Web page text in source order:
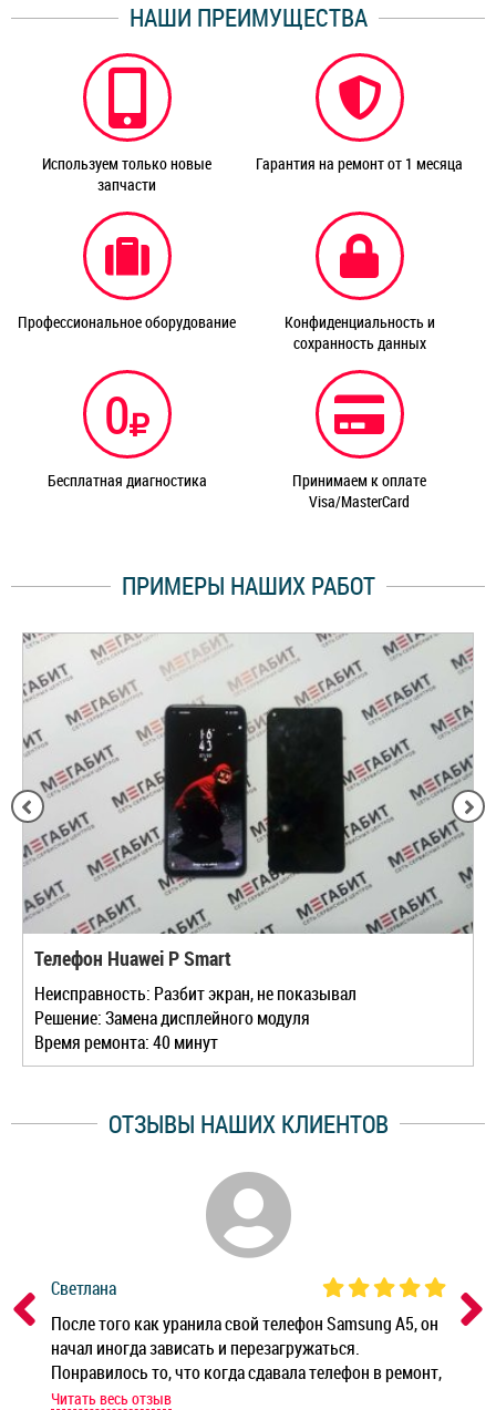
НАШИ ПРЕИМУЩЕСТВА
Используем только новые
запчасти
Гарантия на ремонт от 1 месяца
Профессиональное оборудование
Конфиденциальность и
сохранность данных
0
Бесплатная диагностика
Принимаем к оплате
Visa/MasterCard
ПРИМЕРЫ НАШИХ РАБОТ
Телефон Huawei P Smart
Неисправность: Разбит экран, не показывал
Решение: Замена дисплейного модуля
Время ремонта: 40 минут
ОТЗЫВЫ НАШИХ КЛИЕНТОВ
Светлана
После того как уранила свой телефон Samsung A5, он
начал иногда зависать и перезагружаться.
Понравилось то, что когда сдавала телефон в ремонт,
мастер при мне сделал быструю диагностику и сказал
Читать весь отзыв